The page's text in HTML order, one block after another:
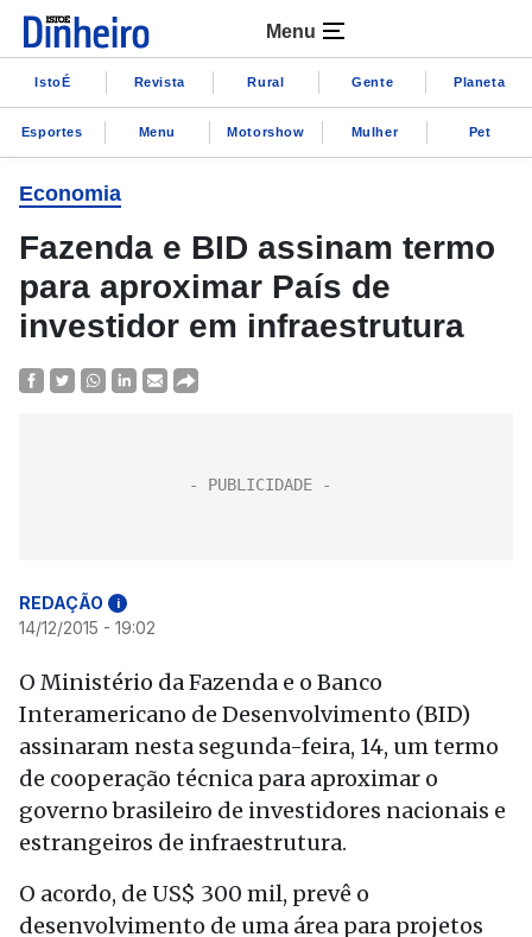
Menu
IstoÉ Revista Rural Gente Planeta
Esportes Menu Motorshow Mulher Pet
Economia
Fazenda e BID assinam termo
para aproximar País de
investidor em infraestrutura
REDAÇÃO i
14/12/2015 - 19:02
O Ministério da Fazenda e o Banco
Interamericano de Desenvolvimento (BID)
assinaram nesta segunda-feira, 14, um termo
de cooperação técnica para aproximar o
governo brasileiro de investidores nacionais e
estrangeiros de infraestrutura.
O acordo, de US$ 300 mil, prevê o
desenvolvimento de uma área para projetos